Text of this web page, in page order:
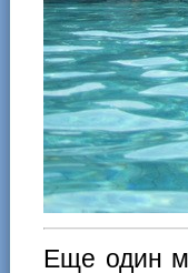
Еще один